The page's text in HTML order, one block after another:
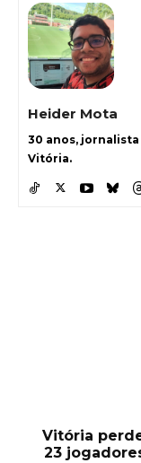
Heider Mota
30 anos,
Vitória.
Vitória
23